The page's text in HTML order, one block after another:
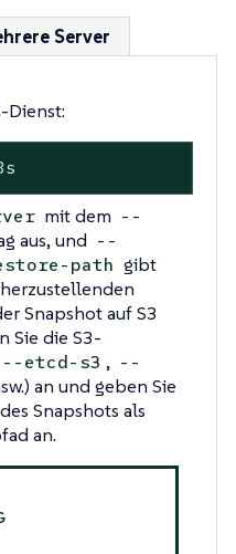
Server
Dienst:
mit dem --
aus, und --
path gibt
Snapshot auf S3
Sie die S3-
--etcd-s3 , --
an und geben Sie
Snapshots als
an.